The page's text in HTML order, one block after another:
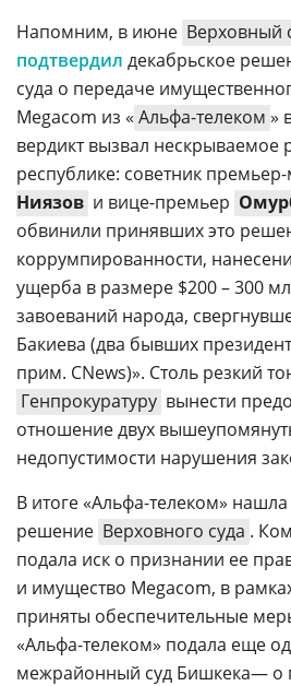
Напомним, в июне Верховный
подтвердил декабрьское
суда о передаче
Megacom из « Альфа-телеком »
вердикт вызвал нескрываемое
республике: советник
Ниязов и вице-премьер
обвинили принявших это
коррумпированности,
ущерба в размере $200 – 300
завоеваний народа,
Бакиева (два бывших
прим. CNews)». Столь резкий
Генпрокуратуру вынести
отношение двух
недопустимости нарушения
В итоге «Альфа-телеком»
решение Верховного суда .
подала иск о признании ее
и имущество Megacom, в
приняты обеспечительные
«Альфа-телеком» подала еще
межрайонный суд Бишкека— о